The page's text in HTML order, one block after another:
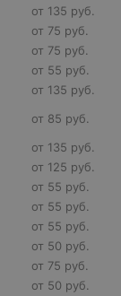
от 135 руб.
от 75 руб.
от 75 руб.
от 55 руб.
от 135 руб.
от 85 руб.
от 135 руб.
от 125 руб.
от 55 руб.
от 55 руб.
от 55 руб.
от 50 руб.
от 75 руб.
от 50 руб.